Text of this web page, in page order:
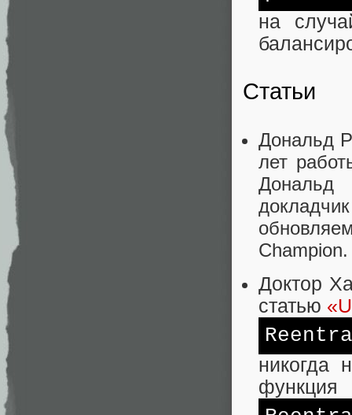
на
Статьи
Дональд
лет
Champion.
Доктор
статью
никогда
функция